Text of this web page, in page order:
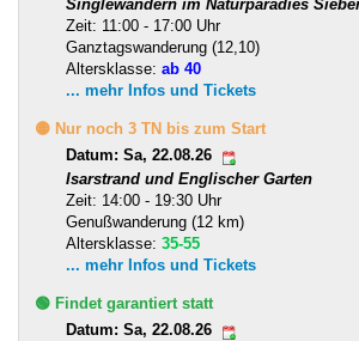
Singlewandern im Naturparadies
Zeit: 11:00 - 17:00 Uhr
Ganztagswanderung (12,10)
Altersklasse: ab 40
... mehr Infos und Tickets
🟡 Nur noch 3 TN bis zum Start
Datum: Sa, 22.08.26
Isarstrand und Englischer Garten
Zeit: 14:00 - 19:30 Uhr
Genußwanderung (12 km)
Altersklasse: 35-55
... mehr Infos und Tickets
🟢 Findet garantiert statt
Datum: Sa, 22.08.26